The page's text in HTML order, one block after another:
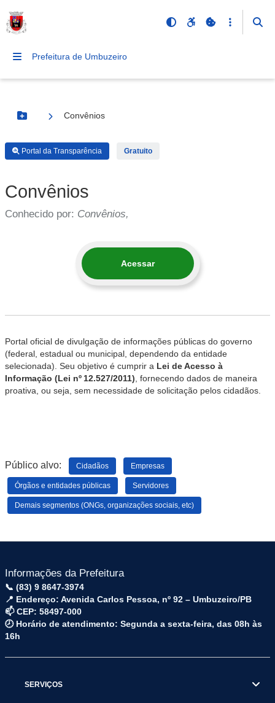
Prefeitura de Umbuzeiro
Botão Menu
Convênios
Portal da Transparência Gratuito
Convênios
Conhecido por: Convênios,
Acessar
Portal oficial de divulgação de informações públicas do governo
(federal, estadual ou municipal, dependendo da entidade
selecionada). Seu objetivo é cumprir a Lei de Acesso à
Informação (Lei nº 12.527/2011) , fornecendo dados de maneira
proativa, ou seja, sem necessidade de solicitação pelos cidadãos.
Público alvo: Cidadãos Empresas
Órgãos e entidades públicas Servidores
Demais segmentos (ONGs, organizações sociais, etc)
Informações da Prefeitura
📞 (83) 9 8647-3974
📍 Endereço: Avenida Carlos Pessoa, nº 92 – Umbuzeiro/PB
📫 CEP: 58497-000
🕗 Horário de atendimento: Segunda a sexta-feira, das 08h às
16h
SERVIÇOS